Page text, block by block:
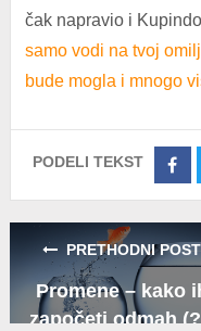
čak napravio i Kupindo
samo vodi na tvoj
bude mogla i mnogo
PODELI TEKST
PRETHODNI POST
Promene – kako
započeti odmah